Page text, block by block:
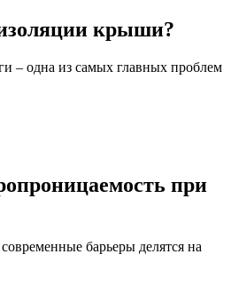
крыши?
– одна из самых главных проблем
при
барьеры делятся на